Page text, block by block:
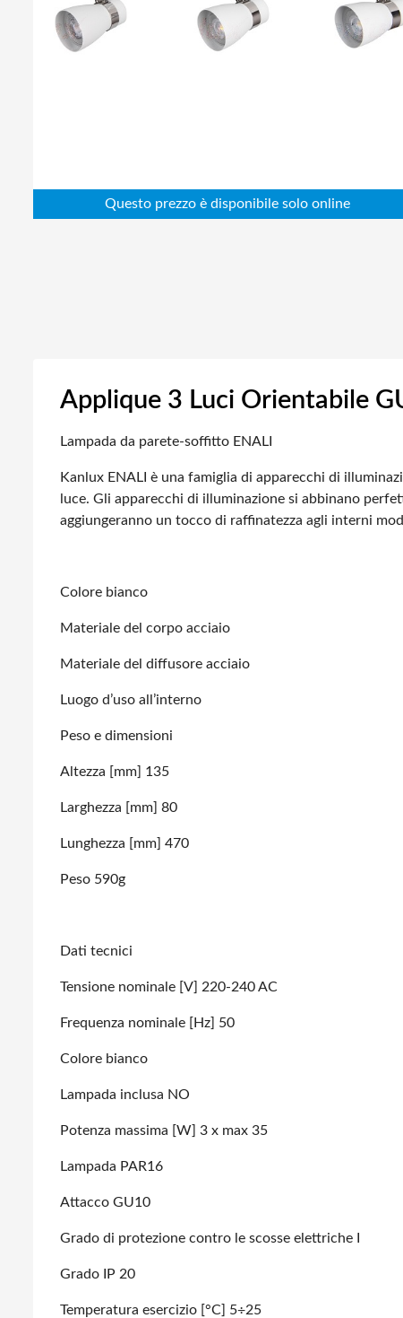
Abbigliamento da lavoro
Alimentatori
Elettronica
Edilizia
Applique 3 Luci Orientabile
Lampada da parete-soffitto ENALI
Kanlux ENALI è una famiglia di apparecchi di
luce. Gli apparecchi di illuminazione si abbinano
aggiungeranno un tocco di raffinatezza agli interni
Colore bianco
Materiale del corpo acciaio
Materiale del diffusore acciaio
Luogo d’uso all’interno
Peso e dimensioni
Altezza [mm] 135
Larghezza [mm] 80
Lunghezza [mm] 470
Peso 590g
Dati tecnici
Tensione nominale [V] 220-240 AC
Frequenza nominale [Hz] 50
Colore bianco
Lampada inclusa NO
Potenza massima [W] 3 x max 35
Lampada PAR16
Attacco GU10
Grado di protezione contro le scosse elettriche I
Grado IP 20
Temperatura esercizio [°C] 5÷25